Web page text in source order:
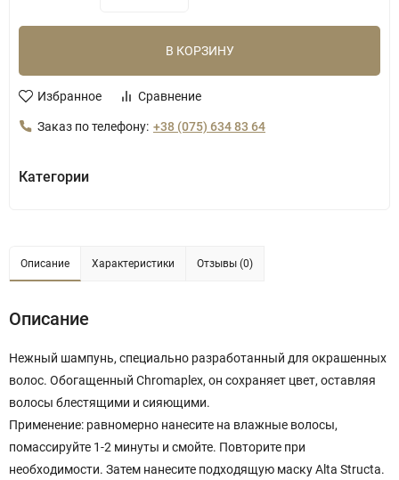
В КОРЗИНУ
Избранное Сравнение
Заказ по телефону: +38 (075) 634 83 64
Категории
Описание Характеристики Отзывы (0)
Описание
Нежный шампунь, специально разработанный для окрашенных
волос. Обогащенный Chromaplex, он сохраняет цвет, оставляя
волосы блестящими и сияющими.
Применение: равномерно нанесите на влажные волосы,
помассируйте 1-2 минуты и смойте. Повторите при
необходимости. Затем нанесите подходящую маску Alta Structa.